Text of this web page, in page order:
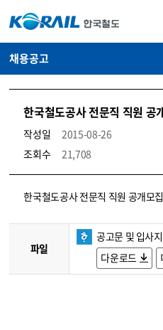
채용공고
한국철도공사 전문직 직원 공
작성일
2015-08-26
조회수
21,708
코레일소개_경영공시_채용공고 상세보기 – 내용, 파일, 담당자 연락처로 구성
한국철도공사 전문직 직원 공개모
파일
공고문 및 입사
다운로드